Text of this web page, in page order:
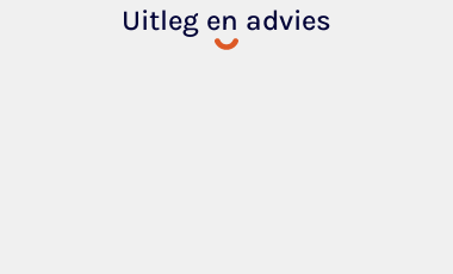
Uitleg en advies